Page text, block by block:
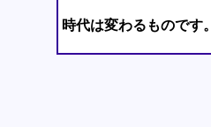
時代は変わるものです。